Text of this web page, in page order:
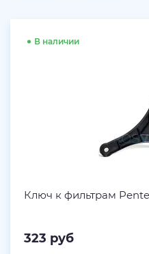
В наличии
Ключ к фильтрам
323 руб